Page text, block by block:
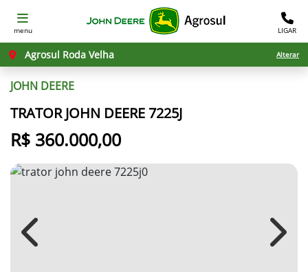
menu LIGAR
Agrosul Roda Velha Alterar
JOHN DEERE
TRATOR JOHN DEERE 7225J
R$ 360.000,00
Previous Next